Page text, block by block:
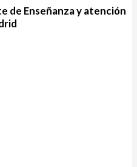
de Enseñanza y atención